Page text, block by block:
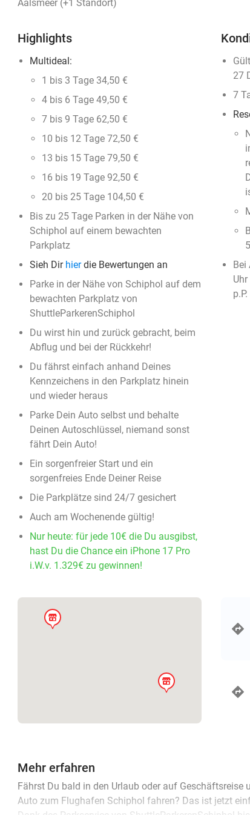
Aalsmeer (+1 Standort)
Highlights
Multideal:
1 bis 3 Tage 34,50 €
4 bis 6 Tage 49,50 €
7 bis 9 Tage 62,50 €
10 bis 12 Tage 72,50 €
13 bis 15 Tage 79,50 €
16 bis 19 Tage 92,50 €
20 bis 25 Tage 104,50 €
Bis zu 25 Tage Parken in der Nähe von
Schiphol auf einem bewachten
Parkplatz
Sieh Dir hierdie Bewertungen an
Parke in der Nähe von Schiphol auf dem
bewachten Parkplatz von
ShuttleParkerenSchiphol
Du wirst hin und zurück gebracht, beim
Abflug und bei der Rückkehr!
Du fährst einfach anhand Deines
Kennzeichens in den Parkplatz hinein
und wieder heraus
Parke Dein Auto selbst und behalte
Deinen Autoschlüssel, niemand sonst
fährt Dein Auto!
Ein sorgenfreier Start und ein
sorgenfreies Ende Deiner Reise
Die Parkplätze sind 24/7 gesichert
Auch am Wochenende gültig!
Nur heute: für jede 10€ die Du ausgibst,
hast Du die Chance ein iPhone 17 Pro
i.W.v. 1.329€ zu gewinnen!
27
7
Bei
store
store
Mehr erfahren
Fährst Du bald in den Urlaub oder auf Geschäftsreise
Auto zum Flughafen Schiphol fahren? Das ist jetzt